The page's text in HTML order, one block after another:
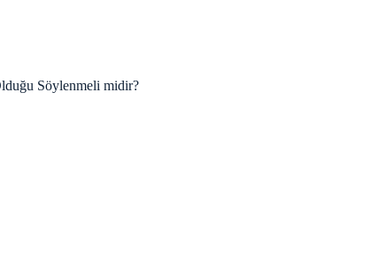
Söylenmeli midir?